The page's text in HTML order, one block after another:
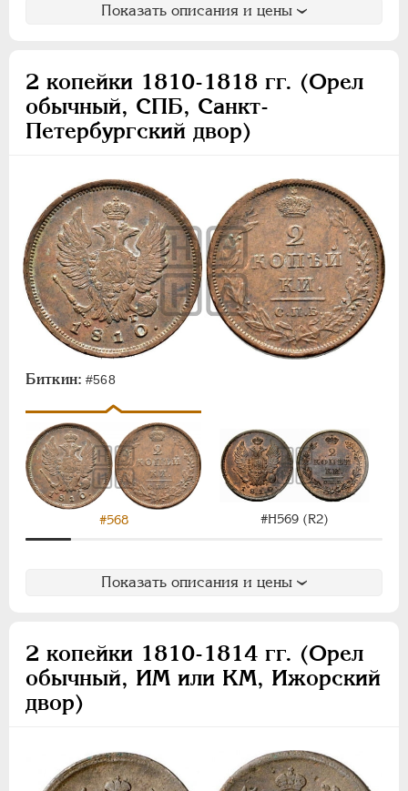
Показать описания и цены
2 копейки 1810-1818 гг. (Орел
обычный, СПБ, Санкт-
Петербургский двор)
Биткин: #568
#568 #Н569 (R2)
Показать описания и цены
2 копейки 1810-1814 гг. (Орел
обычный, ИМ или КМ, Ижорский
двор)